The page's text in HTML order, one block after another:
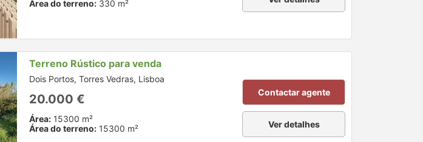
Área do terreno: 330 m²
Terreno Rústico para venda
Dois Portos, Torres Vedras, Lisboa
20.000 €
Área: 15300 m²
Área do terreno: 15300 m²
Contactar agente
Ver detalhes